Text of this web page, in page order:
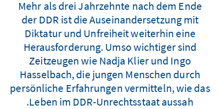
Mehr als drei Jahrzehnte nach dem Ende
der DDR ist die Auseinandersetzung mit
Diktatur und Unfreiheit weiterhin eine
Herausforderung. Umso wichtiger sind
Zeitzeugen wie Nadja Klier und Ingo
Hasselbach, die jungen Menschen durch
persönliche Erfahrungen vermitteln, wie das
Leben im DDR-Unrechtsstaat aussah.